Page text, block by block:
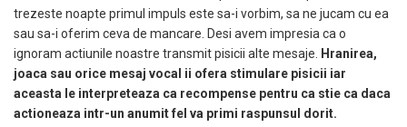
trezeste noapte primul impuls este sa-i vorbim, sa ne jucam cu ea
sau sa-i oferim ceva de mancare. Desi avem impresia ca o
ignoram actiunile noastre transmit pisicii alte mesaje.
Hranirea,
joaca sau orice mesaj vocal ii ofera stimulare pisicii iar
aceasta le interpreteaza ca recompense pentru ca stie ca daca
actioneaza intr-un anumit fel va primi raspunsul dorit.